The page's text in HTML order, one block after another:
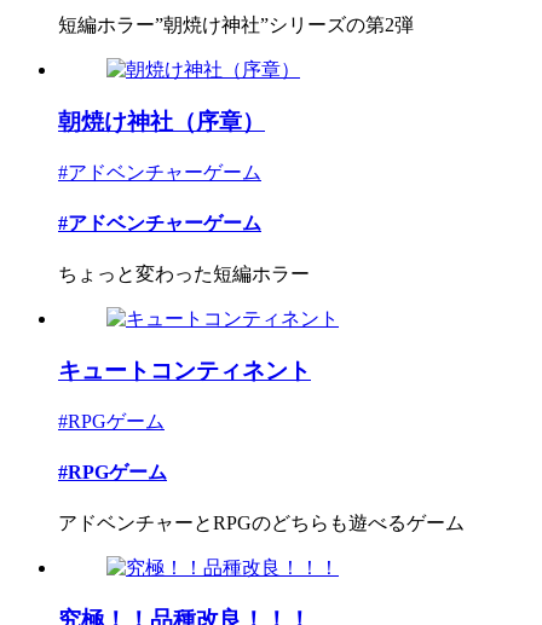
短編ホラー”朝焼け神社”シリーズの第2弾
朝焼け神社（序章）
#アドベンチャーゲーム
#アドベンチャーゲーム
ちょっと変わった短編ホラー
キュートコンティネント
#RPGゲーム
#RPGゲーム
アドベンチャーとRPGのどちらも遊べるゲーム
究極！！品種改良！！！